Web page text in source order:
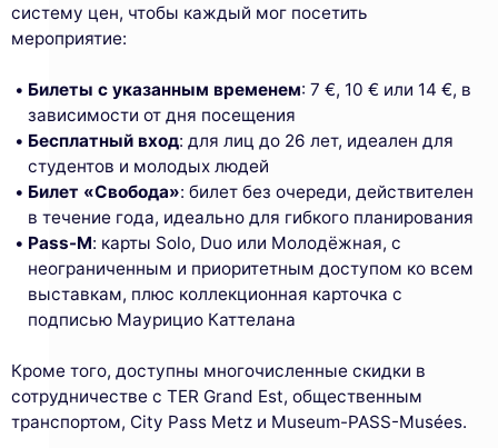
систему цен, чтобы каждый мог посетить
мероприятие:
Билеты с указанным временем: 7 €, 10 € или 14 €, в
зависимости от дня посещения
Бесплатный вход: для лиц до 26 лет, идеален для
студентов и молодых людей
Билет «Свобода»: билет без очереди, действителен
в течение года, идеально для гибкого планирования
Pass-M: карты Solo, Duo или Молодёжная, с
неограниченным и приоритетным доступом ко всем
выставкам, плюс коллекционная карточка с
подписью Маурицио Каттелана
Кроме того, доступны многочисленные скидки в
сотрудничестве с TER Grand Est, общественным
транспортом, City Pass Metz и Museum-PASS-Musées.